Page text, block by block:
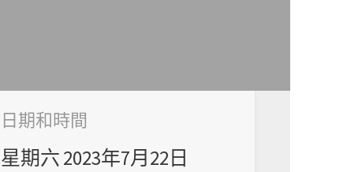
日期和時間
星期六2023年7月22日